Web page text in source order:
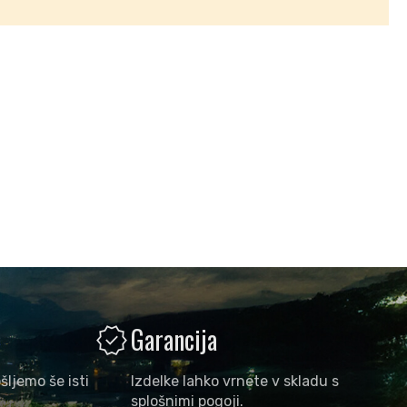
še isti
verifiedGarancija
Izdelke lahko vrnete v skladu s
splošnimi pogoji.